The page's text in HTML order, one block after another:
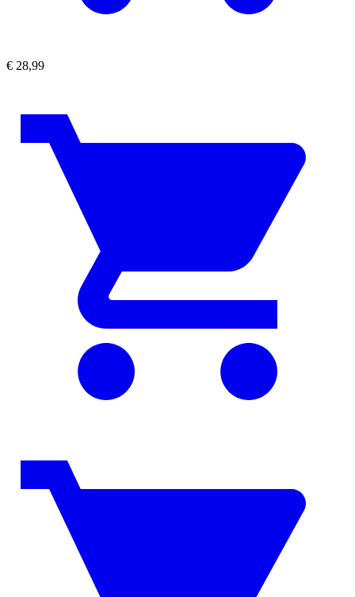
€ 28,99